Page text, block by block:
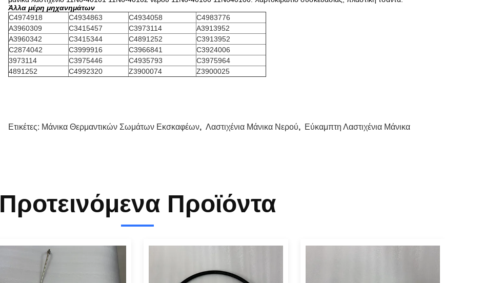
Άλλα μέρη μηχανημάτων
C4974918
C4934863 C4934058
C4983776
A3960309
C3415457 C3973114
A3913952
A3960342
C3415344 C4891252
C3913952
C2874042
C3999916 C3966841
C3924006
3973114
C3975446 C4935793
C3975964
4891252
C4992320 Z3900074 Z3900025
Ετικέτες: Μάνικα Θερμαντικών Σωμάτων Εκσκαφέων, Λαστιχένια Μάνικα Νερού, Εύκαμπτη Λαστιχένια Μάνικα
Προτεινόμενα Προϊόντα